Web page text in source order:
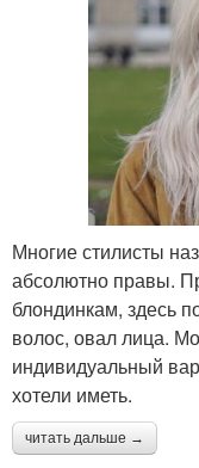
Многие стилисты
абсолютно правы.
блондинкам, здесь
волос, овал лица.
индивидуальный
хотели иметь.
читать дальше →